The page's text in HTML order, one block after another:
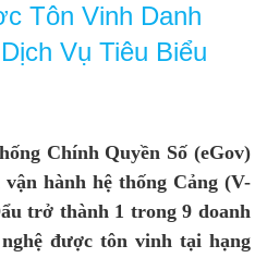
Tôn Vinh Danh
Vụ Tiêu Biểu
Chính Quyền Số (eGov)
hành hệ thống Cảng (V-
trở thành 1 trong 9 doanh
được tôn vinh tại hạng